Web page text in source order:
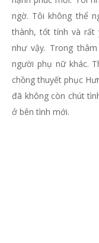
ngờ. Tôi không thể
thành, tốt tính và rất
như vậy. Trong
người phụ nữ khác.
chồng thuyết phục
đã không còn chút
ở bên tình mới.